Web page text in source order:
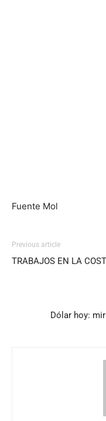
Fuente Mol
Previous article
TRABAJOS EN LA
Dólar hoy: